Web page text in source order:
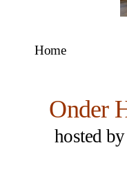
Home
Onder
hosted